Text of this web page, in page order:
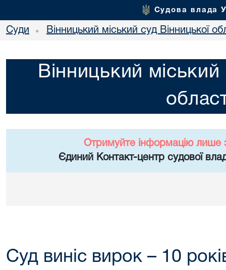
Судова влада
Суди • Вінницький міський суд Вінницької
Вінницький міський
Отримуйте інформацію лише
Єдиний Контакт-центр судової
Суд виніс вирок – 10